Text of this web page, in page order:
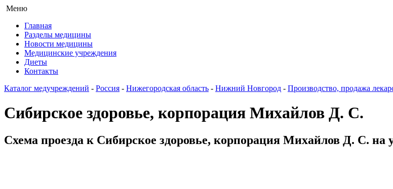
Меню
Главная
Разделы медицины
Новости медицины
Медицинские учреждения
Диеты
Контакты
Каталог медучреждений - Россия - Нижегородская область - Нижний Новгород - Производство, продажа
Сибирское здоровье, корпорация Михайлов Д. С.
Схема проезда к Сибирское здоровье, корпорация Михайлов Д. С. на